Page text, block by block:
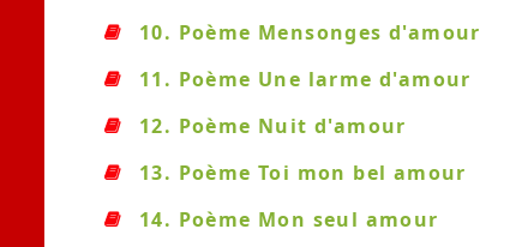
10. Poème Mensonges d'amour
11. Poème Une larme d'amour
12. Poème Nuit d'amour
13. Poème Toi mon bel amour
14. Poème Mon seul amour